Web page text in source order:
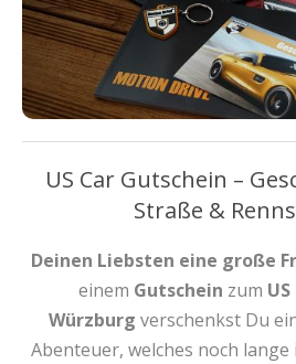
US Car Gutschein –
Straße &
Deinen Liebsten eine große
einem Gutschein zum
Würzburg verschenkst Du
Abenteuer, welches noch